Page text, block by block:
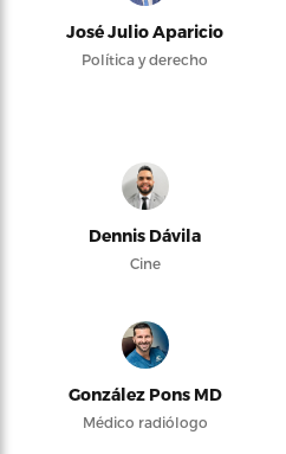
José Julio Aparicio
Política y derecho
Dennis Dávila
Cine
González Pons MD
Médico radiólogo